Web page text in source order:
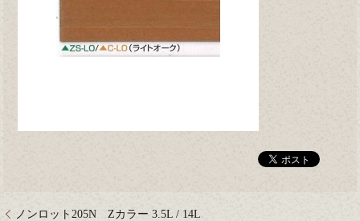
ノンロット205N Zカラー 3.5L / 14L